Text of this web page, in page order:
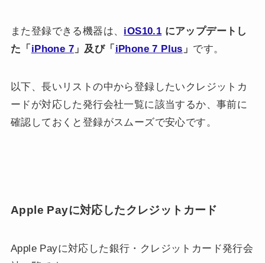
また登録できる機器は、 iOS10.1 にアップデートし
た「 iPhone 7」及び「 iPhone 7 Plus 」 です。
以下、長いリストの中から登録したいクレジットカ
ードが対応した発行会社一覧に該当するか、事前に
確認しておくと登録がスムーズで安心です。
Apple Payに対応したクレジットカード
Apple Payに対応した銀行・クレジットカード発行会